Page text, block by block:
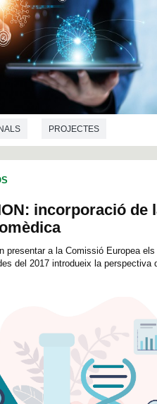
PROJECTES
incorporació de
presentar a la Comissió Europea
del 2017 introdueix la perspectiva